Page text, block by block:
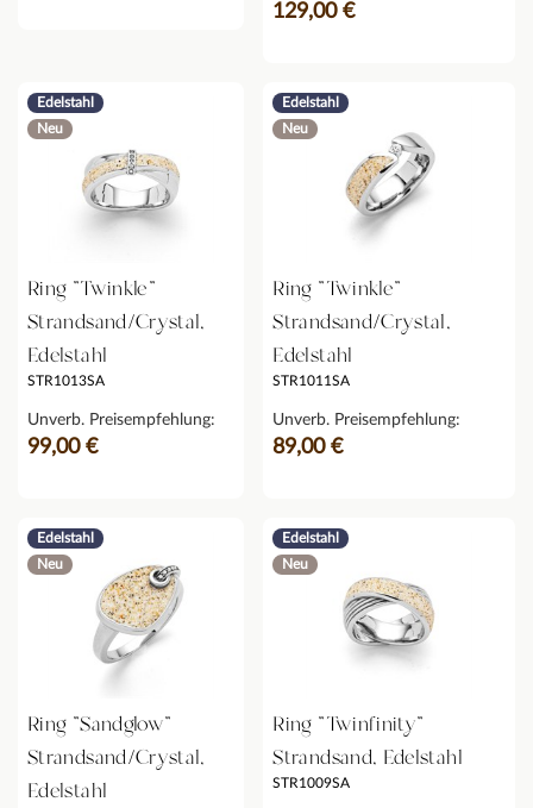
129,00 €
Edelstahl
Neu
Ring "Twinkle"
Strandsand/Crystal,
Edelstahl
STR1013SA
Unverb. Preisempfehlung:
99,00 €
Edelstahl
Neu
Ring "Twinkle"
Strandsand/Crystal,
Edelstahl
STR1011SA
Unverb. Preisempfehlung:
89,00 €
Edelstahl
Neu
Ring "Sandglow"
Strandsand/Crystal,
Edelstahl
Edelstahl
Neu
Ring "Twinfinity"
Strandsand, Edelstahl
STR1009SA